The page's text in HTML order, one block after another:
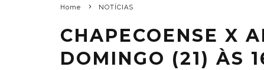
Home NOTÍCIAS
CHAPECOENSE X
DOMINGO (21) ÀS